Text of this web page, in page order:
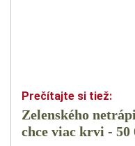
Zelenského
chce viac krvi - 50